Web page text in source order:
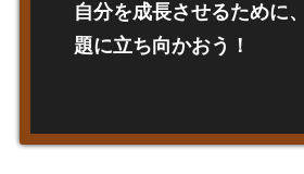
自分を成長させるために
題に立ち向かおう！